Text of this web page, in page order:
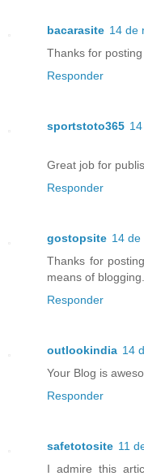
bacarasite 14 de
Thanks for
Responder
sportstoto365
Great job for
Responder
gostopsite 14 de
Thanks for
means of blogging.
Responder
outlookindia 14
Your Blog is
Responder
safetotosite 11
I admire this